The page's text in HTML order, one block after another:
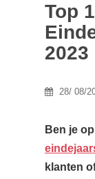
Top
2023
28/ 08/
Ben je
klanten